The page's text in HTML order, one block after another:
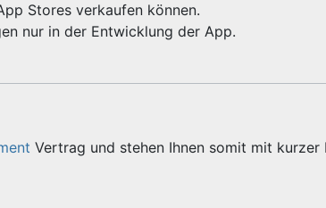
Stores verkaufen können.
nur in der Entwicklung der App.
Vertrag und stehen Ihnen somit mit kurzer